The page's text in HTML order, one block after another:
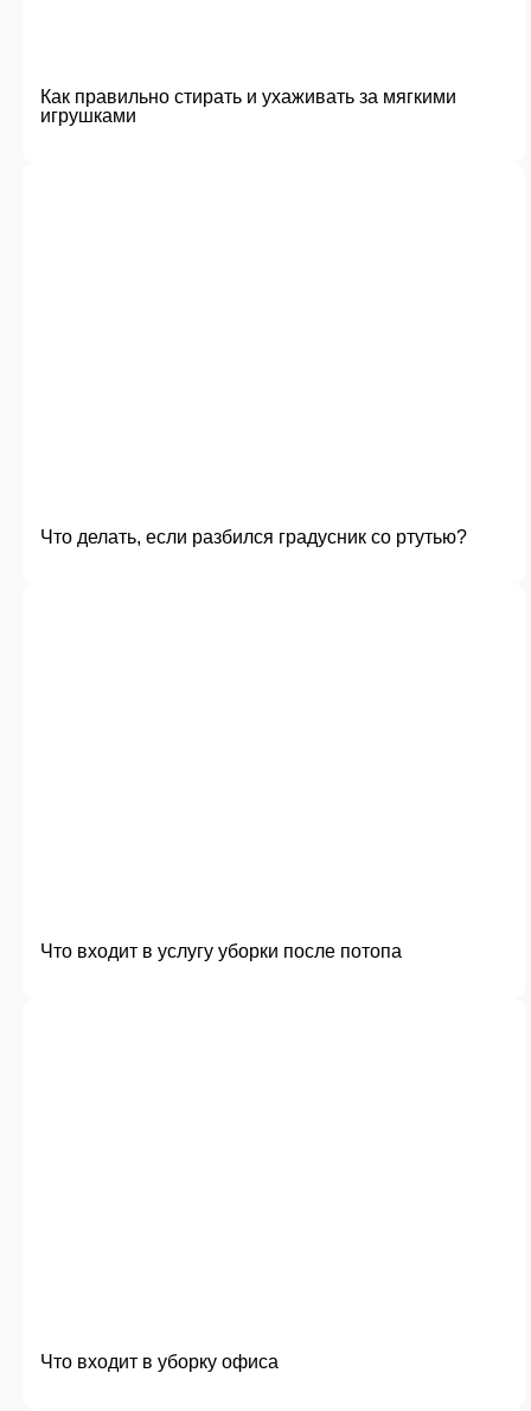
Как правильно стирать и ухаживать за мягкими
игрушками
Что делать, если разбился градусник со ртутью?
Что входит в услугу уборки после потопа
Что входит в уборку офиса